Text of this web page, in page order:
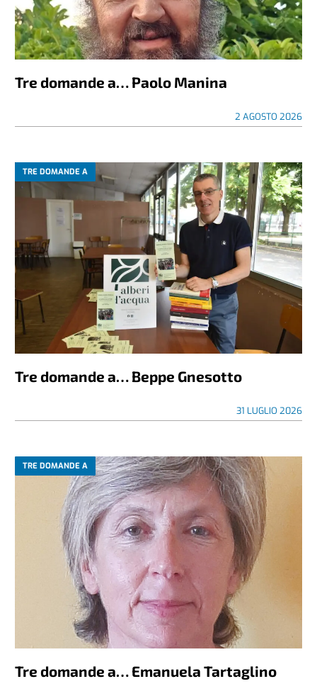
Tre domande a… Paolo Manina
2 AGOSTO 2026
TRE DOMANDE A
Tre domande a… Beppe Gnesotto
31 LUGLIO 2026
TRE DOMANDE A
Tre domande a… Emanuela Tartaglino